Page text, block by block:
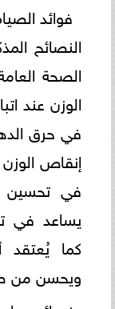
فوائد
النصائح
الصحة
الوزن عند
في حرق
إنقاص
في تحسين
يساعد في
كما يُعتقد
ويحسن من